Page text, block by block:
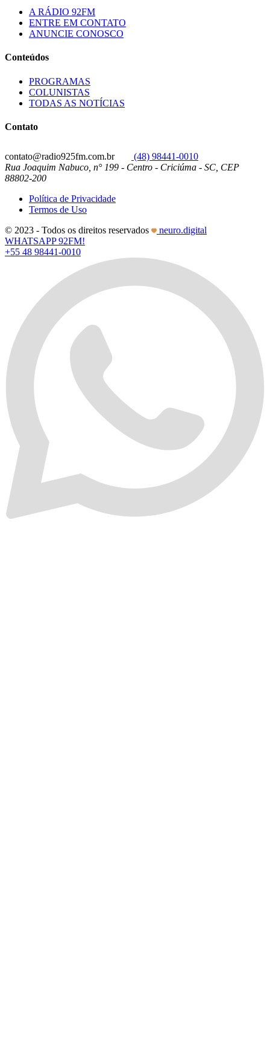
A RÁDIO 92FM
ENTRE EM CONTATO
ANUNCIE CONOSCO
Conteúdos
PROGRAMAS
COLUNISTAS
TODAS AS NOTÍCIAS
Contato
contato@radio925fm.com.br
(48) 98441-0010
Rua Joaquim Nabuco, n° 199 - Centro - Criciúma - SC, CEP
88802-200
Política de Privacidade
Termos de Uso
© 2023 - Todos os direitos reservados
neuro.digital
WHATSAPP 92FM!
+55 48 98441-0010